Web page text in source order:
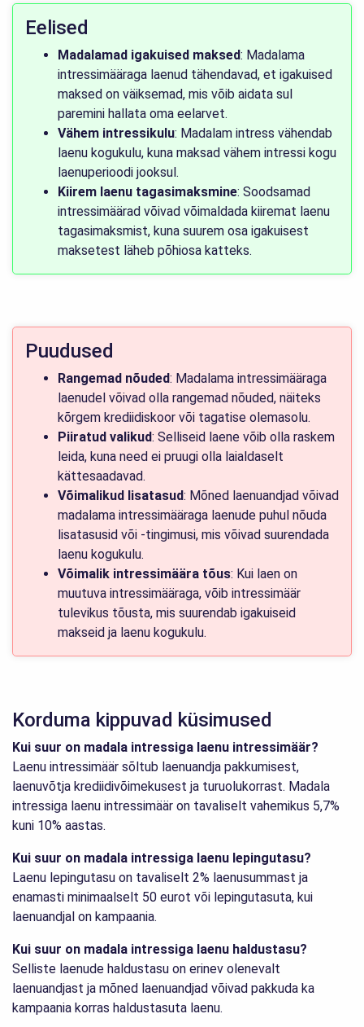
Eelised
Madalamad igakuised maksed: Madalama
intressimääraga laenud tähendavad, et igakuised
maksed on väiksemad, mis võib aidata sul
paremini hallata oma eelarvet.
Vähem intressikulu: Madalam intress vähendab
laenu kogukulu, kuna maksad vähem intressi kogu
laenuperioodi jooksul.
Kiirem laenu tagasimaksmine: Soodsamad
intressimäärad võivad võimaldada kiiremat laenu
tagasimaksmist, kuna suurem osa igakuisest
maksetest läheb põhiosa katteks.
Puudused
Rangemad nõuded: Madalama intressimääraga
laenudel võivad olla rangemad nõuded, näiteks
kõrgem krediidiskoor või tagatise olemasolu.
Piiratud valikud: Selliseid laene võib olla raskem
leida, kuna need ei pruugi olla laialdaselt
kättesaadavad.
Võimalikud lisatasud: Mõned laenuandjad võivad
madalama intressimääraga laenude puhul nõuda
lisatasusid või -tingimusi, mis võivad suurendada
laenu kogukulu.
Võimalik intressimäära tõus: Kui laen on
muutuva intressimääraga, võib intressimäär
tulevikus tõusta, mis suurendab igakuiseid
makseid ja laenu kogukulu.
Korduma kippuvad küsimused
Kui suur on madala intressiga laenu intressimäär?
Laenu intressimäär sõltub laenuandja pakkumisest,
laenuvõtja krediidivõimekusest ja turuolukorrast. Madala
intressiga laenu intressimäär on tavaliselt vahemikus 5,7%
kuni 10% aastas.
Kui suur on madala intressiga laenu lepingutasu?
Laenu lepingutasu on tavaliselt 2% laenusummast ja
enamasti minimaalselt 50 eurot või lepingutasuta, kui
laenuandjal on kampaania.
Kui suur on madala intressiga laenu haldustasu?
Selliste laenude haldustasu on erinev olenevalt
laenuandjast ja mõned laenuandjad võivad pakkuda ka
kampaania korras haldustasuta laenu.